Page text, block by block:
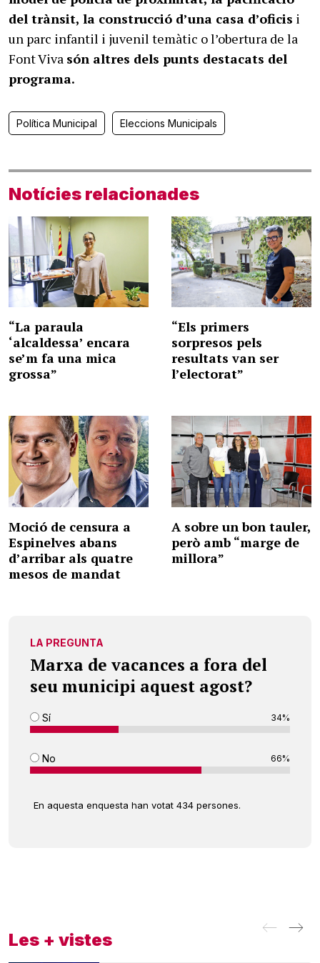
del trànsit, la construcció d’una casa d’oficis i
un parc infantil i juvenil temàtic o l’obertura de la
Font Viva són altres dels punts destacats del
programa.
Política Municipal Eleccions Municipals
Notícies relacionades
“La paraula
‘alcaldessa’ encara
se’m fa una mica
grossa”
“Els primers
sorpresos pels
resultats van ser
l’electorat”
Moció de censura a
Espinelves abans
d’arribar als quatre
mesos de mandat
A sobre un bon tauler,
però amb “marge de
millora”
LA PREGUNTA
Marxa de vacances a fora del
seu municipi aquest agost?
Sí 34%
No 66%
En aquesta enquesta han votat 434 persones.
Les + vistes